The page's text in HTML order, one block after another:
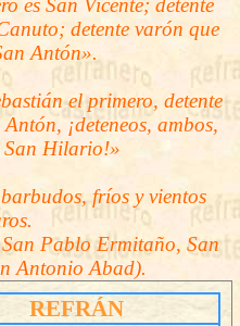
es San Vicente; detente
detente varón que
Antón».
el primero, detente
¡deteneos, ambos,
San Hilario!»
fríos y vientos
Pablo Ermitaño, San
Antonio Abad).
REFRÁN